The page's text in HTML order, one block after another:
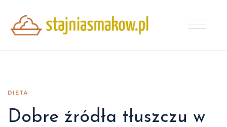
DIETA
Dobre źródła tłuszczu w